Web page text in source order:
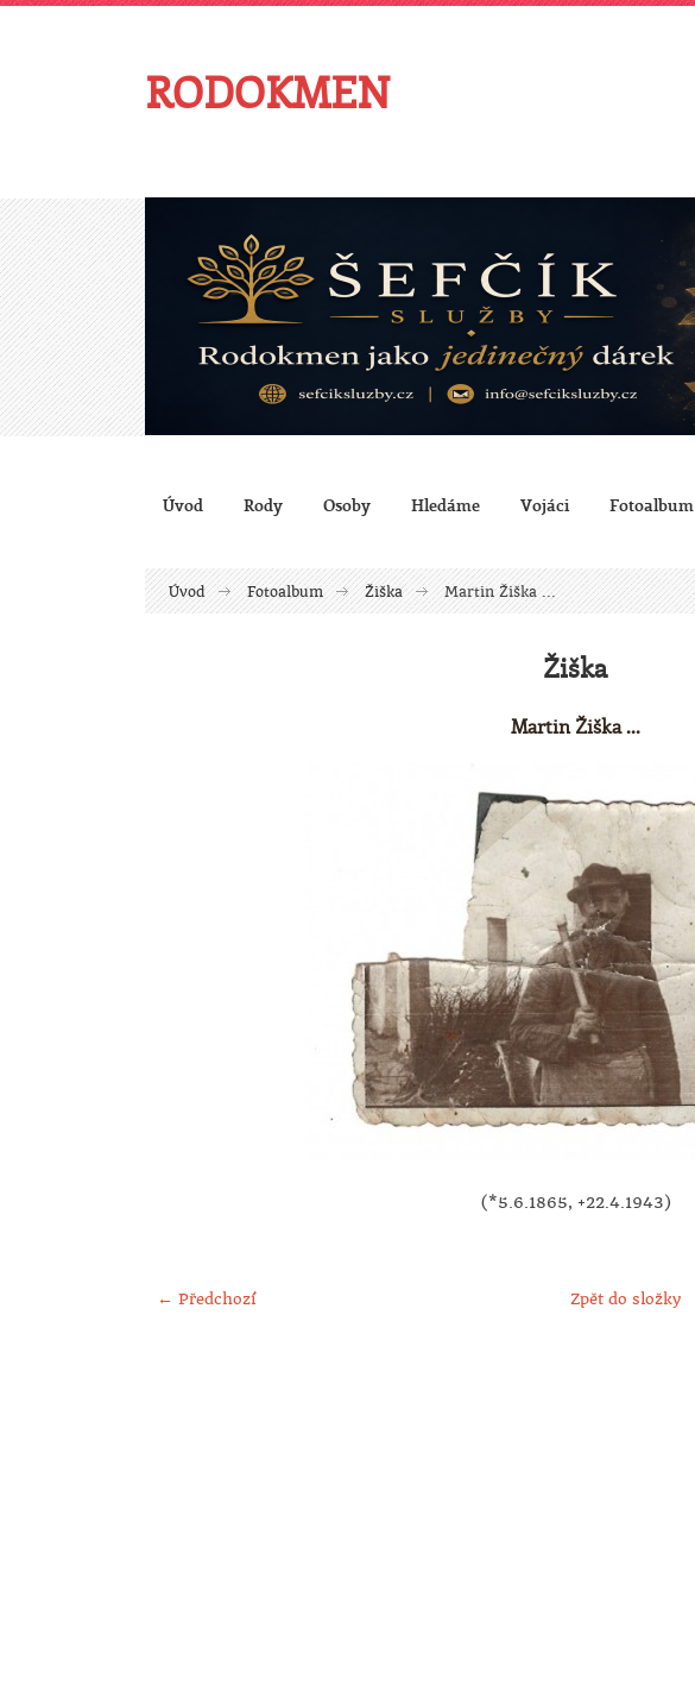
RODOKMEN
Úvod Rody Osoby Hledáme Vojáci Fotoalbum
Úvod Fotoalbum Žiška Martin Žiška ...
Žiška
Martin Žiška ...
(*5.6.1865, +22.4.1943)
← Předchozí Zpět do složky